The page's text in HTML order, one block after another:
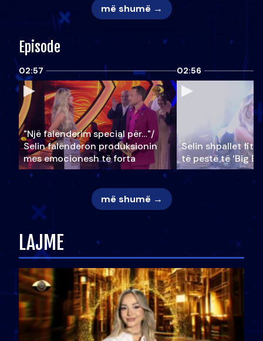
më shumë →
Episode
02:57
"Një falenderim special për…"/
Selin falënderon produksionin
mes emocionesh të forta
02:56
Selin shpallet
të pestë të ‘Big
më shumë →
LAJME